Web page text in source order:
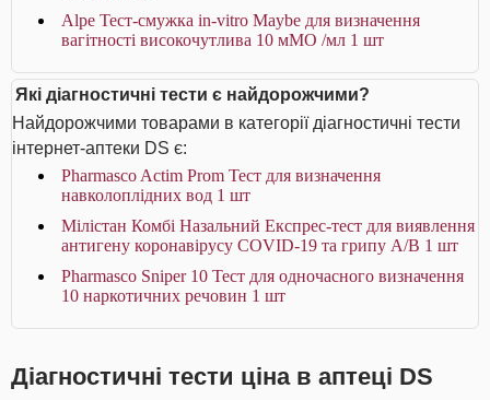
Alpe Тест-смужка in-vitro Maybe для визначення
вагітності високочутлива 10 мМО /мл 1 шт
Які діагностичні тести є найдорожчими?
Найдорожчими товарами в категорії діагностичні тести
інтернет-аптеки DS є:
Pharmasco Actim Prom Тест для визначення
навколоплідних вод 1 шт
Мілістан Комбі Назальний Експрес-тест для виявлення
антигену коронавірусу COVID-19 та грипу А/В 1 шт
Pharmasco Sniper 10 Тест для одночасного визначення
10 наркотичних речовин 1 шт
Діагностичні тести ціна в аптеці DS